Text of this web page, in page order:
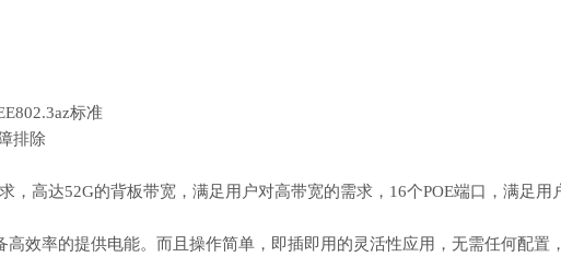
标准
排除
高达52G的背板带宽，满足用户对高带宽的需求，16个POE端口，满足用
效率的提供电能。而且操作简单，即插即用的灵活性应用，无需任何配置